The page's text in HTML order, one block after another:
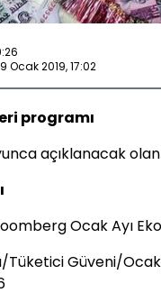
Ocak 2019, 17:02
programı
açıklanacak
Ocak Ayı
Tüketici Güveni/